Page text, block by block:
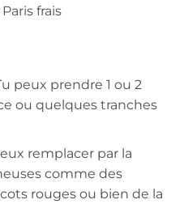
frais
peux prendre 1 ou 2
ou quelques tranches
remplacer par la
comme des
rouges ou bien de la